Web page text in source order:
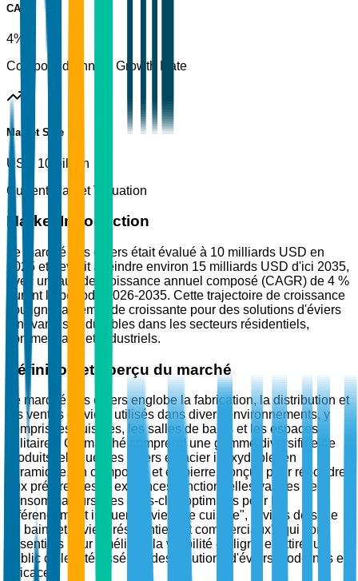
CAGR
4%
Compound Annual Growth Rate
Market Size
USD 10 billion
Current Market Valuation
Market Introduction
Le marché des éviers était évalué à 10 milliards USD en
2025 et devrait atteindre environ 15 milliards USD d'ici 2035,
avec un taux de croissance annuel composé (CAGR) de 4 %
durant la période 2026-2035. Cette trajectoire de croissance
souligne la demande croissante pour des solutions d'éviers
innovantes et durables dans les secteurs résidentiels,
commerciaux et industriels.
Définition et aperçu du marché
Le marché des éviers englobe la fabrication, la distribution et
les ventes d'éviers utilisés dans divers environnements, y
compris les cuisines, les salles de bains et les espaces
utilitaires. Ce marché comprend une gamme diversifiée de
produits tels que des éviers en acier inoxydable, en
céramique, en composite et en pierre, conçus pour répondre
aux préférences et exigences fonctionnelles variées des
consommateurs. Les mots-clés optimisés pour le
référencement incluent "éviers de cuisine", "éviers de salle
de bain" et "éviers résidentiels et commerciaux", qui sont
essentiels pour améliorer la visibilité en ligne et attirer un
public cible intéressé par des solutions d'éviers modernes et
efficaces.